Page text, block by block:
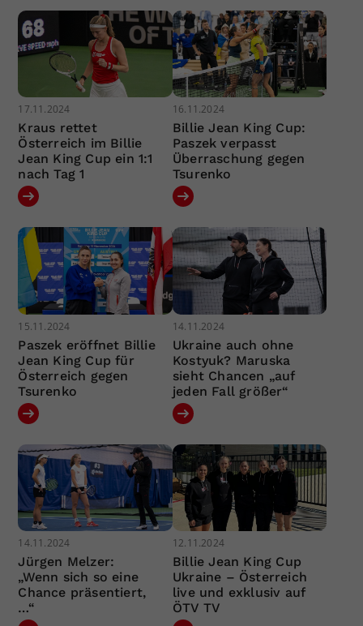
17.11.2024
Kraus rettet
Österreich im Billie
Jean King Cup ein 1:1
nach Tag 1
16.11.2024
Billie Jean King Cup:
Paszek verpasst
Überraschung gegen
Tsurenko
15.11.2024
Paszek eröffnet Billie
Jean King Cup für
Österreich gegen
Tsurenko
14.11.2024
Ukraine auch ohne
Kostyuk? Maruska
sieht Chancen „auf
jeden Fall größer“
14.11.2024
Jürgen Melzer:
„Wenn sich so eine
Chance präsentiert,
…“
12.11.2024
Billie Jean King Cup
Ukraine – Österreich
live und exklusiv auf
ÖTV TV